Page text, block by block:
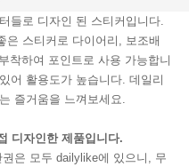
들로 디자인 된 스티커입니다.
은 스티커로 다이어리, 보조배
착하여 포인트로 사용 가능합니
어 활용도가 높습니다. 데일리
즐거움을 느껴보세요.
디자인한 제품입니다.
은 모두 dailylike에 있으니, 무